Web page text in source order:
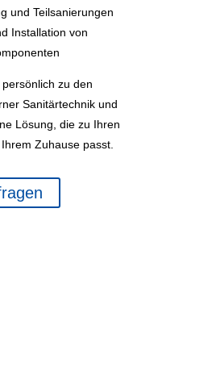
und Teilsanierungen
Installation von
zu den
Sanitärtechnik und
Lösung, die zu Ihren
Zuhause passt.